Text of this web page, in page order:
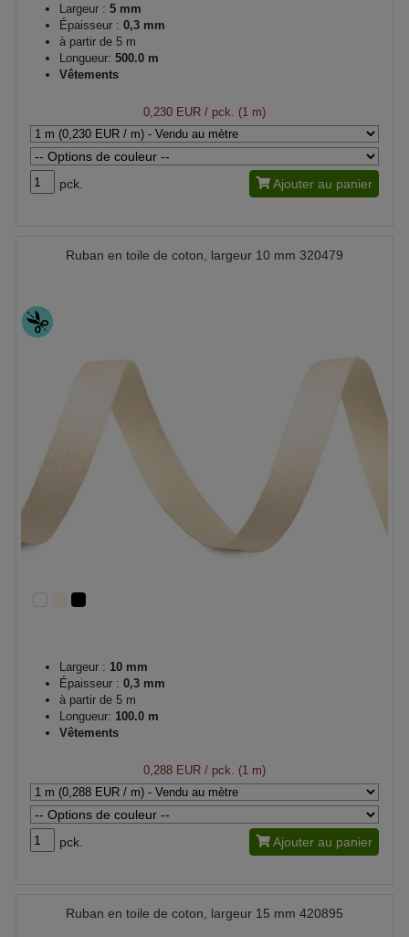
Largeur : 5 mm
Épaisseur : 0,3 mm
à partir de 5 m
Longueur: 500.0 m
Vêtements
0,230 EUR / pck. (1 m)
pck. Ajouter au panier
Ruban en toile de coton, largeur 10 mm 320479
Largeur : 10 mm
Épaisseur : 0,3 mm
à partir de 5 m
Longueur: 100.0 m
Vêtements
0,288 EUR / pck. (1 m)
pck. Ajouter au panier
Ruban en toile de coton, largeur 15 mm 420895